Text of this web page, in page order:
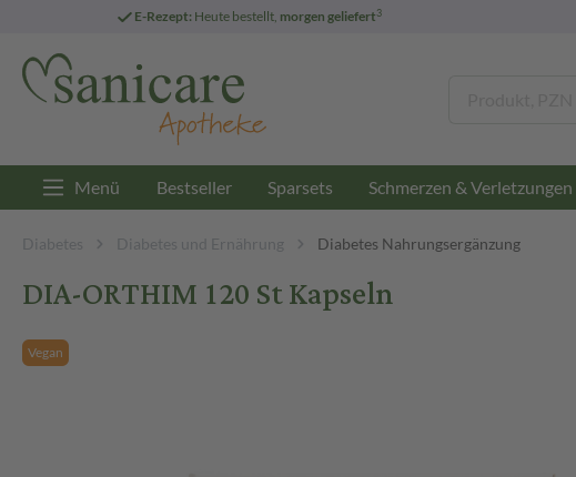
E-Rezept: Heute bestellt, morgen geliefert3
Menü Bestseller Sparsets Schmerzen & Verletzungen
Diabetes Diabetes und Ernährung Diabetes Nahrungsergänzung
DIA-ORTHIM 120 St Kapseln
Vegan